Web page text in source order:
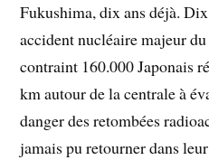
Fukushima, dix ans déjà.
accident nucléaire majeur
contraint 160.000 Japonais
km autour de la centrale à
danger des retombées
jamais pu retourner dans